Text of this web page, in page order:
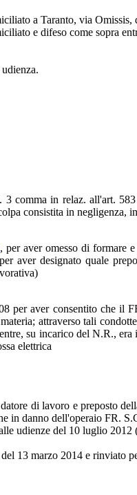
a Taranto, via
e difeso come sopra
comma in relaz. all'art.
consistita in negligenza,
, per aver omesso di formare
aver designato quale
aver consentito che il
attraverso tali
su incarico del N.R.,
elettrica
di lavoro e preposto
in danno dell'operaio FR.
udienze del 10 luglio
13 marzo 2014 e rinviato